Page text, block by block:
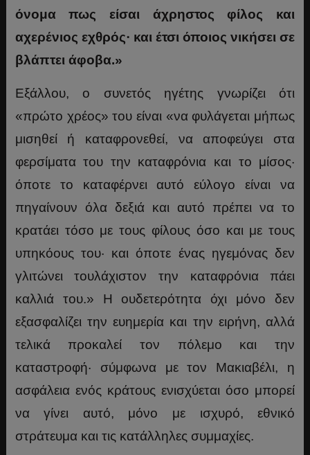
όνομα πως είσαι άχρηστος φίλος και
αχερένιος εχθρός· και έτσι όποιος νικήσει σε
βλάπτει άφοβα.»
Εξάλλου, ο συνετός ηγέτης γνωρίζει ότι
«πρώτο χρέος» του είναι «να φυλάγεται μήπως
μισηθεί ή καταφρονεθεί, να αποφεύγει στα
φερσίματα του την καταφρόνια και το μίσος·
όποτε το καταφέρνει αυτό εύλογο είναι να
πηγαίνουν όλα δεξιά και αυτό πρέπει να το
κρατάει τόσο με τους φίλους όσο και με τους
υπηκόους του· και όποτε ένας ηγεμόνας δεν
γλιτώνει τουλάχιστον την καταφρόνια πάει
καλλιά του.» Η ουδετερότητα όχι μόνο δεν
εξασφαλίζει την ευημερία και την ειρήνη, αλλά
τελικά προκαλεί τον πόλεμο και την
καταστροφή· σύμφωνα με τον Μακιαβέλι, η
ασφάλεια ενός κράτους ενισχύεται όσο μπορεί
να γίνει αυτό, μόνο με ισχυρό, εθνικό
στράτευμα και τις κατάλληλες συμμαχίες.